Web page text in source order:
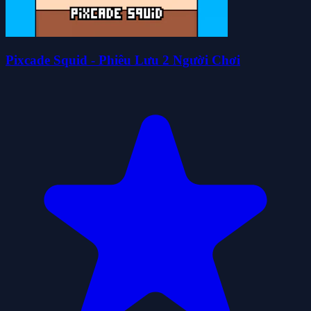
Pixcade Squid - Phiêu Lưu 2 Người Chơi